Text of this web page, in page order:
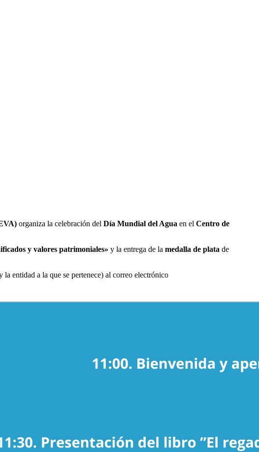
organiza la celebración del Día Mundial del Agua en el Centro de
y valores patrimoniales» y la entrega de la medalla de plata de
entidad a la que se pertenece) al correo electrónico